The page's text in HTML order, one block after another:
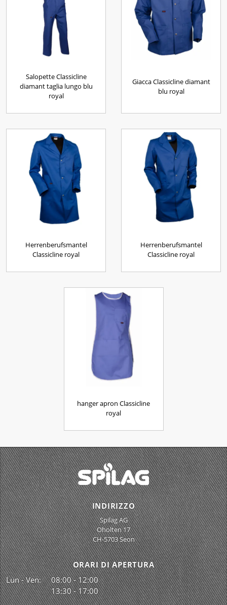
Salopette Classicline
diamant taglia lungo blu
royal
Giacca Classicline diamant
blu royal
Herrenberufsmantel
Classicline royal
Herrenberufsmantel
Classicline royal
hanger apron Classicline
royal
INDIRIZZO
Spilag AG
Oholten 17
CH-5703 Seon
ORARI DI APERTURA
Lun - Ven:
08:00 - 12:00
13:30 - 17:00